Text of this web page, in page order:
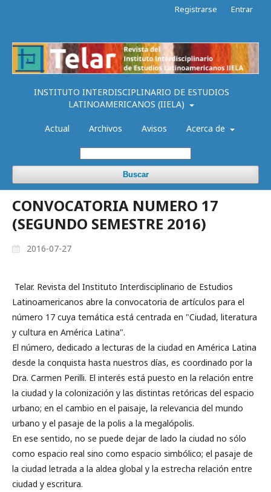
INSTITUTO INTERDISCIPLINARIO DE ESTUDIOS
LATINOAMERICANOS (IIELA)
Actual Archivos Avisos Acerca de
Buscar
Registrarse Entrar
CONVOCATORIA NUMERO 17
(SEGUNDO SEMESTRE 2016)
2016-07-27
Telar. Revista del Instituto Interdisciplinario de Estudios
Latinoamericanos abre la convocatoria de artículos para el
número 17 cuya temática está centrada en "Ciudad, literatura
y cultura en América Latina".
El número, dedicado a lecturas de la ciudad en América Latina
desde la conquista hasta nuestros días, es coordinado por la
Dra. Carmen Perilli. El interés está puesto en la relación entre
la ciudad y la colonización y las distintas retóricas del espacio
urbano; en el cambio en el paisaje, la relevancia del mundo
urbano y el pasaje de la polis a la megalópolis.
En ese sentido, no se puede dejar de lado la ciudad no sólo
como espacio real sino como espacio simbólico; el pasaje de
la ciudad letrada a la aldea global y la estrecha relación entre
ciudad y escritura.